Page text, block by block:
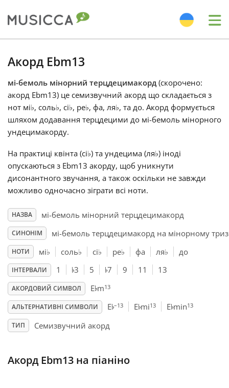
Български
Dansk
Deutsch
Español
Français
한국어
हिन्दी
Акорд Ebm13
мі-бемоль мінорний терцдецимакорд (скорочено:
акорд Ebm13) це семизвучний акорд що складається з
нот мі♭, соль♭, сі♭, ре♭, фа, ля♭, та до. Акорд формується
шляхом додавання терцдецими до мі-бемоль мінорного
ундецимакорду.
На практиці квінта (сі♭) та ундецима (ля♭) іноді
опускаються з Ebm13 акорду, щоб уникнути
дисонантного звучання, а також оскільки не завжди
можливо одночасно зіграти всі ноти.
НАЗВА мі-бемоль мінорний терцдецимакорд
СИНОНІМ мі-бемоль терцдецимакорд на мiнорному
НОТИ мі♭ соль♭ сі♭ ре♭ фа ля♭ до
ІНТЕРВАЛИ 1 ♭3 5 ♭7 9 11 13
АКОРДОВИЙ СИМВОЛ E♭m13
АЛЬТЕРНАТИВНІ СИМВОЛИ E♭–13 E♭mi13 E♭min13
ТИП Семизвучний акорд
Акорд Ebm13 на піаніно